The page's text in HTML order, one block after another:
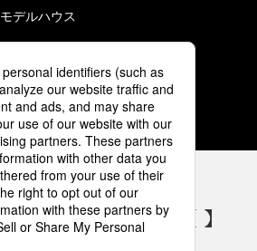
デルハウス
3 4 5
の電気設備 SNSアカウント